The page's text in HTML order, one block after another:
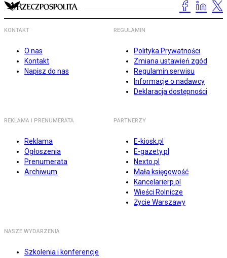
KONTAKT
O nas
Kontakt
Napisz do nas
REGULAMIN
Polityka Prywatności
Zmiana ustawień zgód
Regulamin serwisu
Informacje o nadawcy
Deklaracja dostępności
REKLAMA I PRENUMERATA
Reklama
Ogłoszenia
Prenumerata
Archiwum
PARTNERZY
E-kiosk.pl
E-gazety.pl
Nexto.pl
Mała księgowość
Kancelarierp.pl
Wieści Rolnicze
Życie Warszawy
NASZE WYDARZENIA
Szkolenia i konferencje